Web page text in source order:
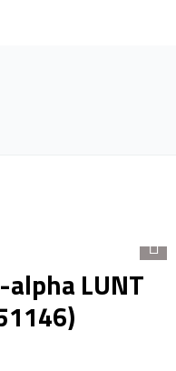
LUNT